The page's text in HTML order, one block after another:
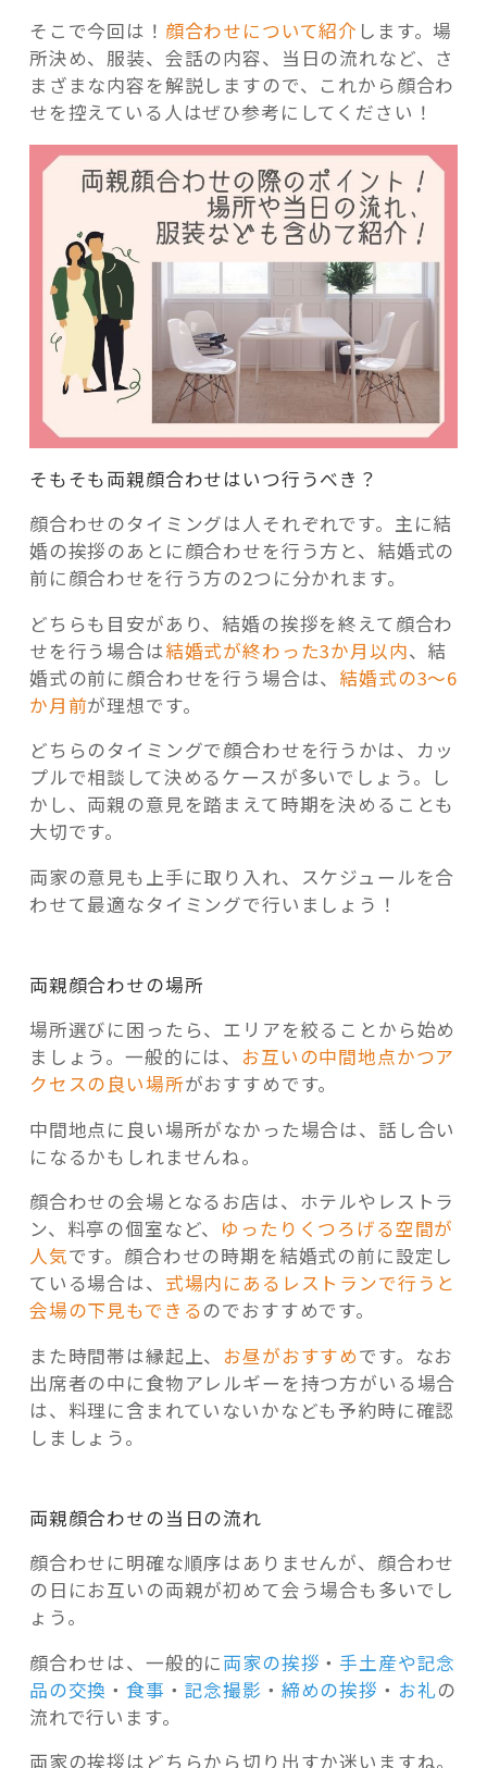
そこで今回は！ 顔合わせについて紹介 します。場
所決め、服装、会話の内容、当日の流れなど、さ
まざまな内容を解説しますので、これから顔合わ
せを控えている人はぜひ参考にしてください！
そもそも両親顔合わせはいつ行うべき？
顔合わせのタイミングは人それぞれです。主に結
婚の挨拶のあとに顔合わせを行う方と、結婚式の
前に顔合わせを行う方の2つに分かれます。
どちらも目安があり、結婚の挨拶を終えて顔合わ
せを行う場合は結婚式が終わった3か月以内、結
婚式の前に顔合わせを行う場合は、 結婚式の3～6
か月前が理想です。
どちらのタイミングで顔合わせを行うかは、カッ
プルで相談して決めるケースが多いでしょう。し
かし、両親の意見を踏まえて時期を決めることも
大切です。
両家の意見も上手に取り入れ、スケジュールを合
わせて最適なタイミングで行いましょう！
両親顔合わせの場所
場所選びに困ったら、エリアを絞ることから始め
ましょう。一般的には、 お互いの中間地点かつア
クセスの良い場所がおすすめです。
中間地点に良い場所がなかった場合は、話し合い
になるかもしれませんね。
顔合わせの会場となるお店は、ホテルやレストラ
ン、料亭の個室など、 ゆったりくつろげる空間が
人気です。顔合わせの時期を結婚式の前に設定し
ている場合は、 式場内にあるレストランで行うと
会場の下見もできるのでおすすめです。
また時間帯は縁起上、 お昼がおすすめです。なお
出席者の中に食物アレルギーを持つ方がいる場合
は、料理に含まれていないかなども予約時に確認
しましょう。
両親顔合わせの当日の流れ
顔合わせに明確な順序はありませんが、顔合わせ
の日にお互いの両親が初めて会う場合も多いでし
ょう。
顔合わせは、一般的に両家の挨拶 ・ 手土産や記念
品の交換 ・食事 ・ 記念撮影 ・ 締めの挨拶 ・ お礼の
流れで行います。
両家の挨拶はどちらから切り出すか迷いますね。